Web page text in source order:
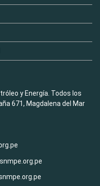
y Energía. Todos los
671, Magdalena del Mar